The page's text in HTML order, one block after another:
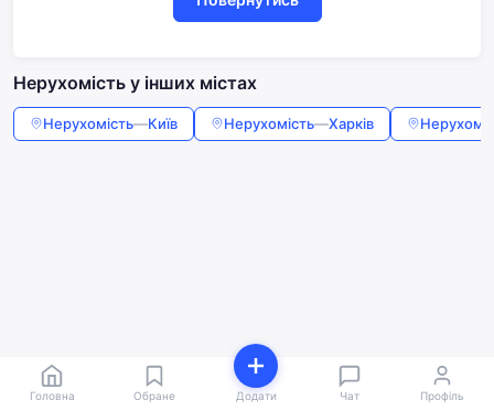
Нерухомість у інших містах
Нерухомість—Київ Нерухомість—Харків
Головна Обране Додати Чат Профіль